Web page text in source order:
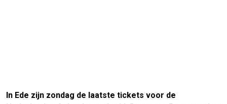
In Ede zijn zondag de laatste tickets voor de